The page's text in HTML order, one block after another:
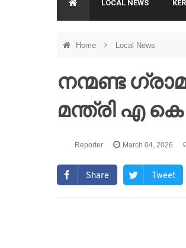
LOCAL NEWS
Home Local News
നന്മണ്ട
മന്ത്രി എ
Reporter March 04, 2026
Share Tweet